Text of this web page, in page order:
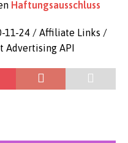
Haftungsausschluss
11-24 / Affiliate Links /
Advertising API